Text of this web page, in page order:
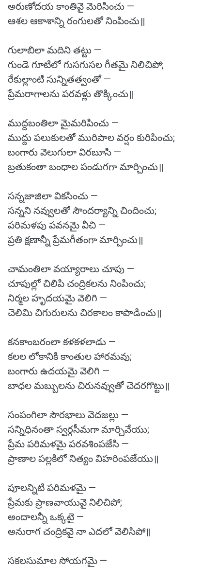
అరుణోదయ కాంతివై మెరిసించు —
ఆశల ఆకాశాన్ని రంగులతో నింపించు॥
గులాబిలా మదిని తట్టు —
గుండె గూటిలో గుసగుసల గీతమై నిలిచిపో;
రేకుల్లాంటి సున్నితత్వంతో —
ప్రేమరాగాలను పరవళ్లు తొక్కించు॥
ముద్దబంతిలా మైమరిపించు —
ముద్దు పలుకులతో మురిపాల వర్షం కురిపించు;
బంగారు వెలుగులా విరబూసి —
బ్రతుకంతా బంధాల పండుగగా మార్చించు॥
సన్నజాజిలా వికసించు —
సన్నని నవ్వులతో సౌందర్యాన్ని చిందించు;
పరిమళపు పవనమై వీచి —
ప్రతి క్షణాన్నీ ప్రేమగీతంగా మార్చించు॥
చామంతిలా వయ్యారాలు చూపు —
చూపుల్లో చిలిపి చంద్రికలను నింపించు;
నిర్మల హృదయమై వెలిగి —
చెలిమి చిగురులను చిరకాలం కాపాడించు॥
కనకాంబరంలా కళకళలాడు —
కలల లోకానికి కాంతుల హారమవు;
బంగారు ఉదయమై వెలిగి —
బాధల మబ్బులను చిరునవ్వుతో చెదరగొట్టు॥
సంపంగిలా సౌరభాలు వెదజల్లు —
సన్నిధినంతా స్వర్గసీమగా మార్చివేయు;
ప్రేమ పరిమళమై పరవశింపజేసి —
ప్రాణాల పల్లకిలో నిత్యం విహరింపజేయు॥
పూలన్నిటి పరిమళమై —
ప్రేమకు ప్రాణవాయువై నిలిచిపో;
అందాలన్నీ ఒక్కటై —
అనురాగ చంద్రికవై నా ఎదలో వెలిసిపో॥
సకలసుమాల సోయగమై —